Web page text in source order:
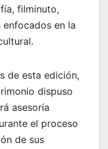
filminuto,
en la
de esta edición,
dispuso
asesoría
el proceso
de sus